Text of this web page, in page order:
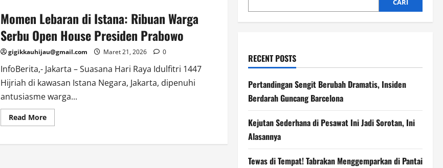
Momen Lebaran di Istana: Ribuan Warga
Serbu Open House Presiden Prabowo
gigikkauhijau@gmail.com Maret 21, 2026 0
InfoBerita,- Jakarta – Suasana Hari Raya Idulfitri 1447
Hijriah di kawasan Istana Negara, Jakarta, dipenuhi
antusiasme warga...
Read MoreRead
more
Lebaran
CARI
RECENT POSTS
Pertandingan Sengit Berubah Dramatis, Insiden
Berdarah Guncang Barcelona
Kejutan Sederhana di Pesawat Ini Jadi Sorotan, Ini
Alasannya
Tewas di Tempat! Tabrakan Menggemparkan di Pantai